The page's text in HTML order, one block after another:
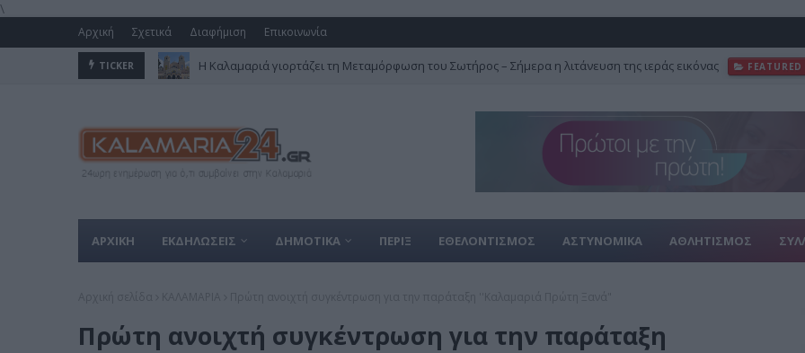
\
Αρχική Σχετικά Διαφήμιση Επικοινωνία
TICKER Η Καλαμαριά γιορτάζει τη Μεταμόρφωση του Σωτήρος – Σήμερα η λιτάνευση της ιεράς εικόνας FEATURED
ΑΡΧΙΚΗ ΕΚΔΗΛΩΣΕΙΣ ΔΗΜΟΤΙΚΑ ΠΕΡΙΞ ΕΘΕΛΟΝΤΙΣΜΟΣ ΑΣΤΥΝΟΜΙΚΑ ΑΘΛΗΤΙΣΜΟΣ
Πρώτη ανοιχτή συγκέντρωση για την παράταξη